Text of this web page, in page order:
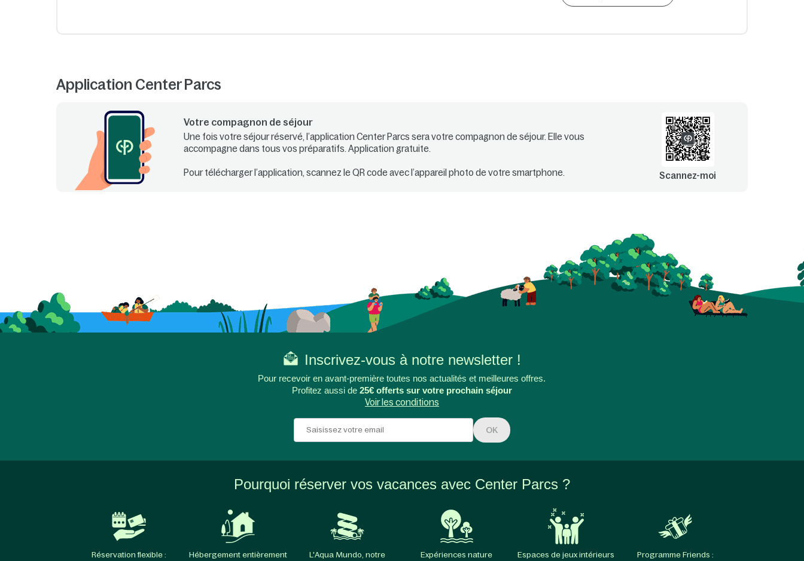
Application Center Parcs
Votre compagnon de séjour
Une fois votre séjour réservé, l’application Center Parcs sera votre compagnon de séjour. Elle vous
accompagne dans tous vos préparatifs. Application gratuite.
Pour télécharger l’application, scannez le QR code avec l’appareil photo de votre smartphone. Scannez-moi
Inscrivez-vous à notre newsletter !
Pour recevoir en avant-première toutes nos actualités et meilleures offres.
Profitez aussi de 25€ offerts sur votre prochain séjour
Voir les conditions
OK
Pourquoi réserver vos vacances avec Center Parcs ?
Réservation flexible :
Hébergement entièrement
L'Aqua Mundo, notre
Expériences nature
Espaces de jeux intérieurs
Programme Friends :